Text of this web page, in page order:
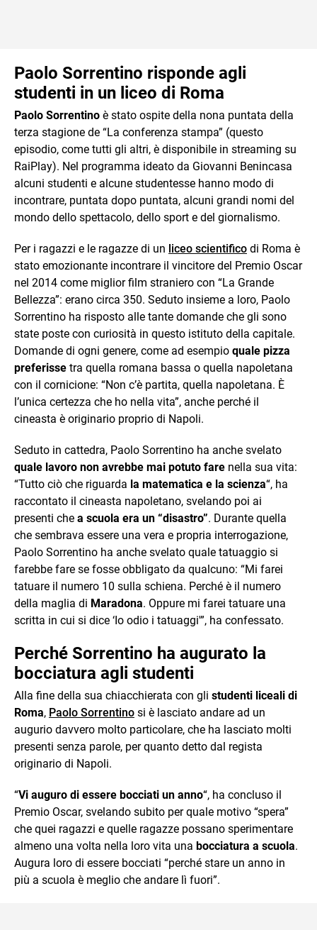
Paolo Sorrentino risponde agli
studenti in un liceo di Roma
Paolo Sorrentino è stato ospite della nona puntata della
terza stagione de “La conferenza stampa” (questo
episodio, come tutti gli altri, è disponibile in streaming su
RaiPlay). Nel programma ideato da Giovanni Benincasa
alcuni studenti e alcune studentesse hanno modo di
incontrare, puntata dopo puntata, alcuni grandi nomi del
mondo dello spettacolo, dello sport e del giornalismo.
Per i ragazzi e le ragazze di un liceo scientifico di Roma è
stato emozionante incontrare il vincitore del Premio Oscar
nel 2014 come miglior film straniero con “La Grande
Bellezza”: erano circa 350. Seduto insieme a loro, Paolo
Sorrentino ha risposto alle tante domande che gli sono
state poste con curiosità in questo istituto della capitale.
Domande di ogni genere, come ad esempio quale pizza
preferisse tra quella romana bassa o quella napoletana
con il cornicione: “Non c’è partita, quella napoletana. È
l’unica certezza che ho nella vita”, anche perché il
cineasta è originario proprio di Napoli.
Seduto in cattedra, Paolo Sorrentino ha anche svelato
quale lavoro non avrebbe mai potuto fare nella sua vita:
“Tutto ciò che riguarda la matematica e la scienza“, ha
raccontato il cineasta napoletano, svelando poi ai
presenti che a scuola era un “disastro”. Durante quella
che sembrava essere una vera e propria interrogazione,
Paolo Sorrentino ha anche svelato quale tatuaggio si
farebbe fare se fosse obbligato da qualcuno: “Mi farei
tatuare il numero 10 sulla schiena. Perché è il numero
della maglia di Maradona. Oppure mi farei tatuare una
scritta in cui si dice ‘Io odio i tatuaggi'”, ha confessato.
Perché Sorrentino ha augurato la
bocciatura agli studenti
Alla fine della sua chiacchierata con gli studenti liceali di
Roma, Paolo Sorrentino si è lasciato andare ad un
augurio davvero molto particolare, che ha lasciato molti
presenti senza parole, per quanto detto dal regista
originario di Napoli.
“Vi auguro di essere bocciati un anno“, ha concluso il
Premio Oscar, svelando subito per quale motivo “spera”
che quei ragazzi e quelle ragazze possano sperimentare
almeno una volta nella loro vita una bocciatura a scuola.
Augura loro di essere bocciati “perché stare un anno in
più a scuola è meglio che andare lì fuori”.